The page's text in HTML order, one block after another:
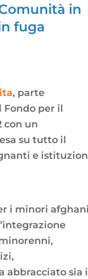
in
fuga
, parte
Fondo per il
con un
su tutto il
e
i minori
abbracciato sia i